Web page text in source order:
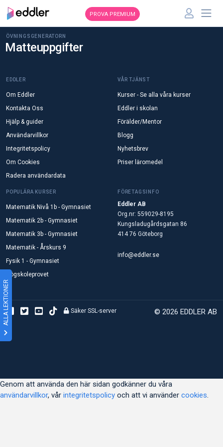
ALLA LEKTIONER
PROVA PREMIUM
ÖVNINGSGENERATORN
Matteuppgifter
EDDLER
Om Eddler
Kontakta Oss
Hjälp & guider
Användarvillkor
Integritetspolicy
Om Cookies
Radera användardata
VÅR TJÄNST
Kurser - Se alla våra kurser
Eddler i skolan
Förälder/Mentor
Blogg
Nyhetsbrev
Priser läromedel
POPULÄRA KURSER
Matematik Nivå 1b - Gymnasiet
Matematik 2b - Gymnasiet
Matematik 3b - Gymnasiet
Matematik - Årskurs 9
Fysik 1 - Gymnasiet
Högskoleprovet
FÖRETAGSINFO
Eddler AB
Org.nr: 559029-8195
Kungsladugårdsgatan 86
414 76 Göteborg
info@eddler.se
© 2026 EDDLER AB
Säker SSL-server
Genom att använda den här sidan godkänner du våra
användarvillkor, vår integritetspolicy och att vi använder cookies.